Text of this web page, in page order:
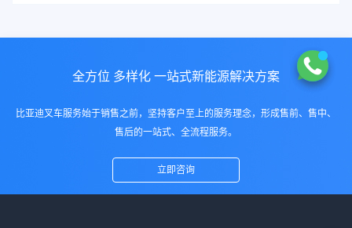
全方位 多样化 一站式新能源解决方案
比亚迪叉车服务始于销售之前，坚持客户至上的服务理念，形成售前、售中、
售后的一站式、全流程服务。
立即咨询